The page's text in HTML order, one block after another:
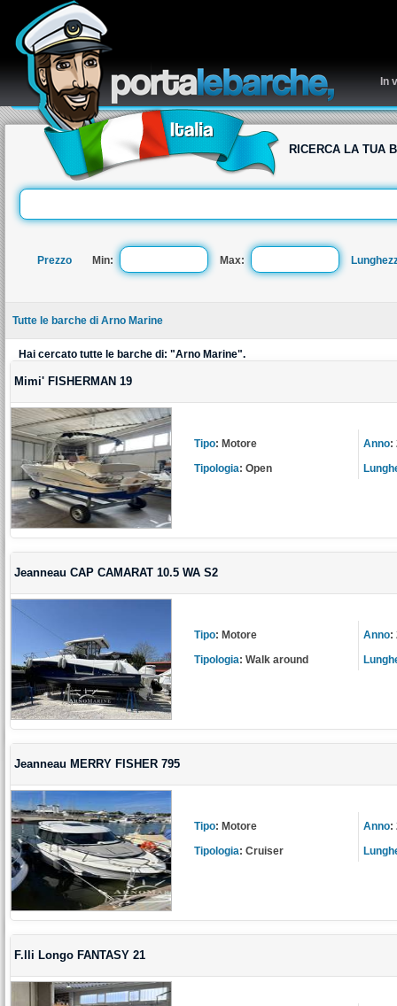
In
RICERCA LA TUA
Prezzo Min: Max:
Tutte le barche di Arno Marine
Hai cercato tutte le barche di: "Arno Marine".
Mimi' FISHERMAN 19
Tipo: Motore
Tipologia: Open
Anno:
Jeanneau CAP CAMARAT 10.5 WA S2
Tipo: Motore
Tipologia: Walk around
Anno:
Jeanneau MERRY FISHER 795
Tipo: Motore
Tipologia: Cruiser
Anno:
F.lli Longo FANTASY 21